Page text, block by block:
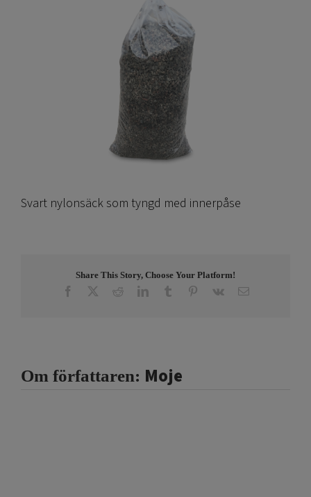
Svart nylonsäck som tyngd med innerpåse
Share This Story, Choose Your Platform!
Facebook RedditLinkedInTumblr Pinterest
Vk E-
Om författaren: Moje